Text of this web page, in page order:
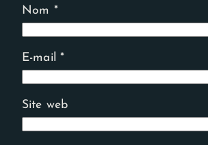
Nom *
E-mail*
Site web